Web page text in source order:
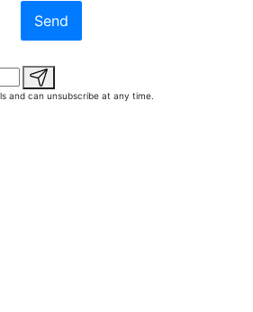
Send
and can unsubscribe at any time.